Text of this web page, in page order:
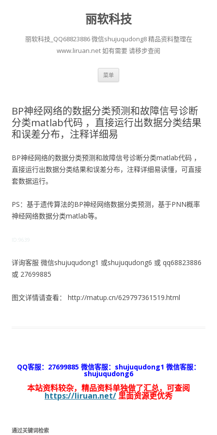
丽软科技
丽软科技_QQ68823886 微信shujuqudong8 精品资料整理在
www.liruan.net 如有需要 请移步查阅
菜单
BP神经网络的数据分类预测和故障信号诊断
分类matlab代码 ，直接运行出数据分类结果
和误差分布，注释详细易
BP神经网络的数据分类预测和故障信号诊断分类matlab代码 ，
直接运行出数据分类结果和误差分布，注释详细易读懂，可直接
套数据运行。
PS：基于遗传算法的BP神经网络数据分类预测，基于PNN概率
神经网络数据分类matlab等。
ID:9639
详询客服 微信shujuqudong1 或shujuqudong6 或 qq68823886
或 27699885
图文详情请查看： http://matup.cn/629797361519.html
QQ客服：27699885 微信客服：shujuqudong1 微信客服：
shujuqudong6
本站资料较杂，精品资料单独做了汇总，可查阅
https://liruan.net/ 里面资源更优秀
通过关键词检索